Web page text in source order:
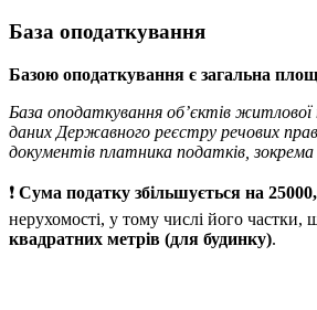
База оподаткування
Базою оподаткування є загальна
База оподаткування об’єктів
даних Державного реєстру речових
документів платника податків,
❗️ Сума податку збільшується на
нерухомості, у тому числі його частки,
квадратних метрів (для будинку).